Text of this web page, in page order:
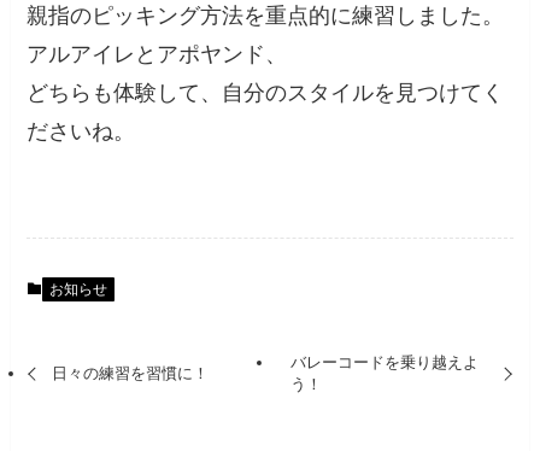
親指のピッキング方法を重点的に練習しました。
アルアイレとアポヤンド、
どちらも体験して、自分のスタイルを見つけてく
ださいね。
お知らせ
日々の練習を習慣に！
バレーコードを乗り越えよ
う！